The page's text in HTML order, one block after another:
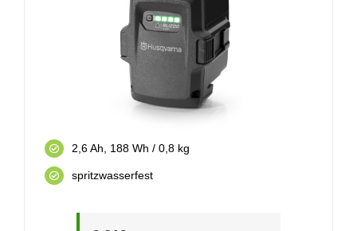
2,6 Ah, 188 Wh / 0,8 kg
spritzwasserfest